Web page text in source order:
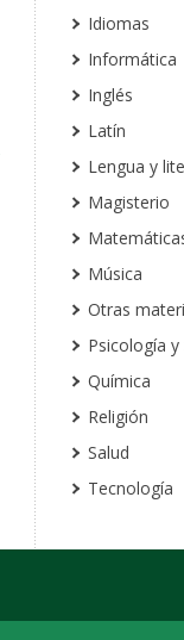
Idiomas
Informática
Inglés
Latín
Lengua y
Magisterio
Música
Otras
Psicología
Química
Religión
Salud
Tecnología